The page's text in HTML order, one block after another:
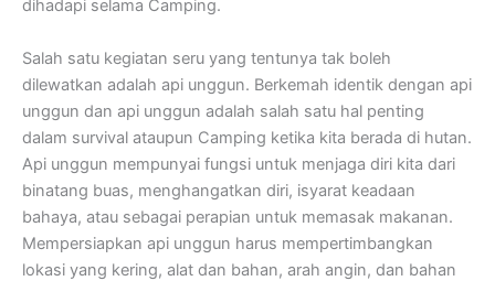
dihadapi selama Camping.
Salah satu kegiatan seru yang tentunya tak boleh
dilewatkan adalah api unggun. Berkemah identik dengan api
unggun dan api unggun adalah salah satu hal penting
dalam survival ataupun Camping ketika kita berada di hutan.
Api unggun mempunyai fungsi untuk menjaga diri kita dari
binatang buas, menghangatkan diri, isyarat keadaan
bahaya, atau sebagai perapian untuk memasak makanan.
Mempersiapkan api unggun harus mempertimbangkan
lokasi yang kering, alat dan bahan, arah angin, dan bahan